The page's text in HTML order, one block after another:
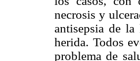
necrosis y
antisepsia de
herida. Todos
problema de